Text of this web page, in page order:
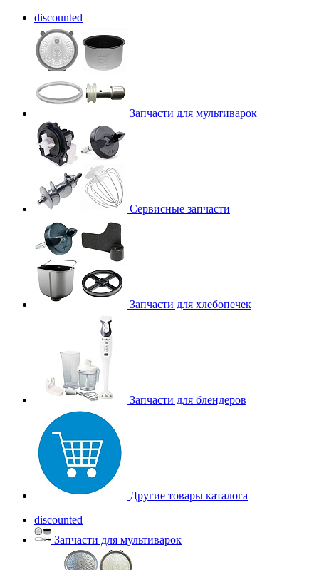
discounted
Запчасти для мультиварок
Сервисные запчасти
Запчасти для хлебопечек
Запчасти для блендеров
Другие товары каталога
discounted
Запчасти для мультиварок